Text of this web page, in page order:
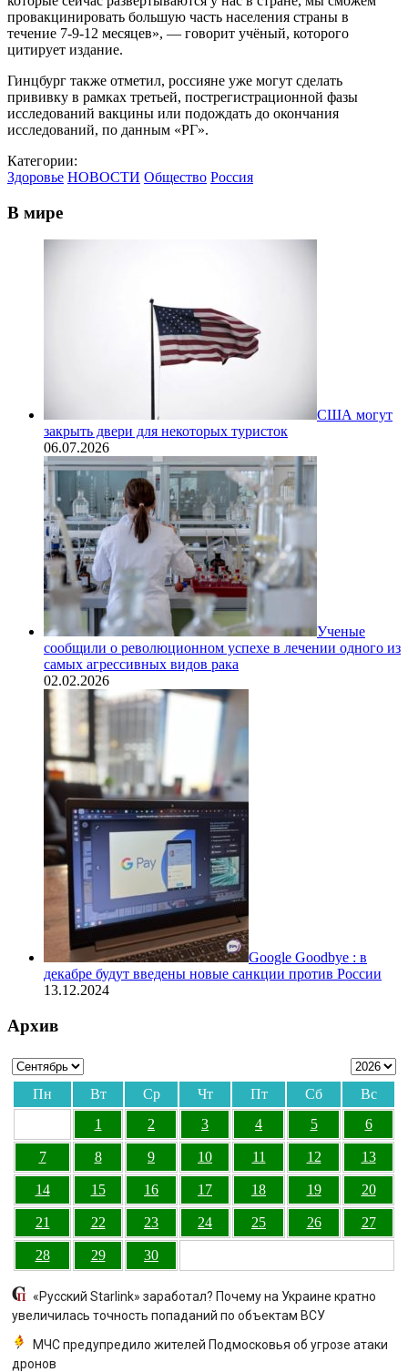
провакцинировать большую часть населения страны в
течение 7-9-12 месяцев», — говорит учёный, которого
цитирует издание.
Гинцбург также отметил, россияне уже могут сделать
прививку в рамках третьей, пострегистрационной фазы
исследований вакцины или подождать до окончания
исследований, по данным «РГ».
Категории:
Здоровье НОВОСТИ Общество Россия
В мире
США могут
закрыть двери для некоторых туристок
06.07.2026
Ученые
сообщили о революционном успехе в лечении одного из
самых агрессивных видов рака
02.02.2026
Google Goodbye : в
декабре будут введены новые санкции против России
13.12.2024
Архив
Пн Вт Ср Чт Пт Сб
Вс
1
2 3 4 5 6
7 8 9 10 11 12 13
14 15 16 17 18 19 20
21 22 23 24 25 26 27
28 29 30
«Русский Starlink» заработал? Почему на Украине кратно
увеличилась точность попаданий по объектам ВСУ
МЧС предупредило жителей Подмосковья об угрозе атаки
дронов